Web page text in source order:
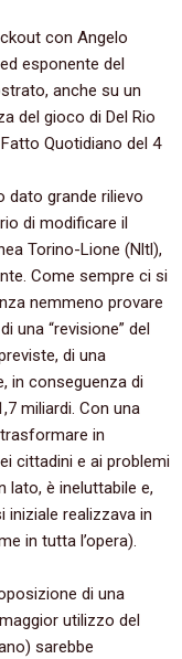
con Angelo
esponente del
anche su un
del gioco di Del Rio
Quotidiano del 4
dato grande rilievo
di modificare il
Torino-Lione (Nltl),
Come sempre ci si
nemmeno provare
una “revisione” del
di una
in conseguenza di
miliardi. Con una
in
cittadini e ai problemi
lato, è ineluttabile e,
iniziale realizzava in
in tutta l’opera).
di una
utilizzo del
sarebbe